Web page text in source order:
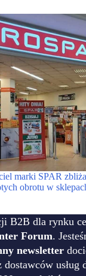
marki SPAR
obrotu w
B2B dla rynku
Forum.
newsletter
usług